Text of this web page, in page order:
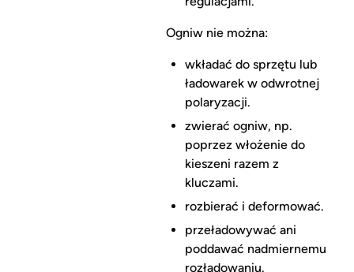
Ogniw nie można:
wkładać do sprzętu lub
ładowarek w odwrotnej
polaryzacji.
zwierać ogniw, np.
poprzez włożenie do
kieszeni razem z
kluczami.
rozbierać i deformować.
przeładowywać ani
poddawać nadmiernemu
rozładowaniu.